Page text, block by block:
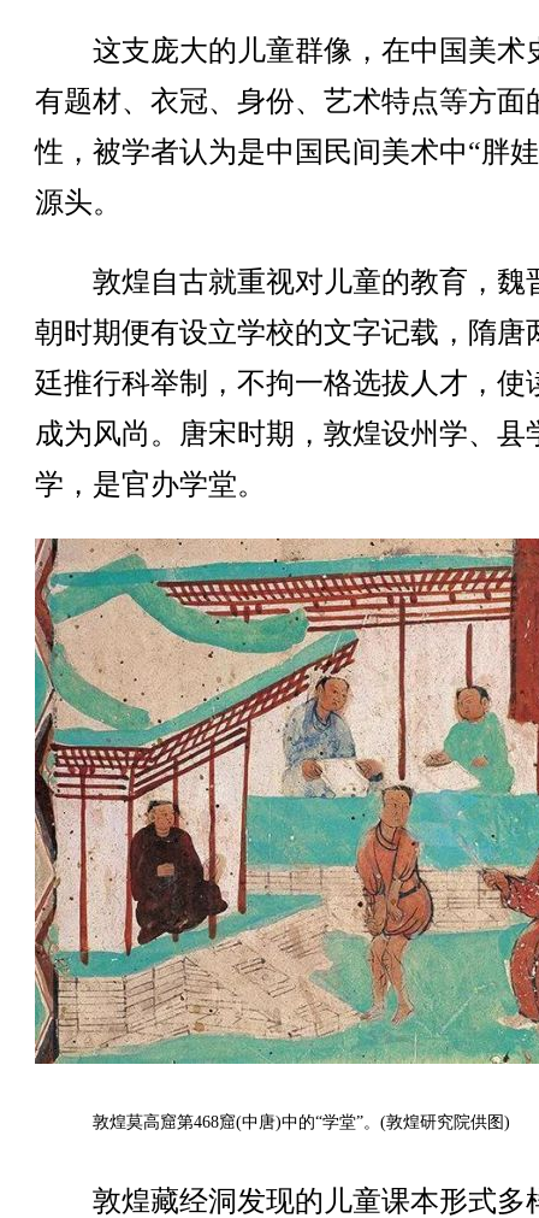
这支庞大的儿童群像，在中国美术
有题材、衣冠、身份、艺术特点等方面
性，被学者认为是中国民间美术中“胖
源头。
敦煌自古就重视对儿童的教育，魏
朝时期便有设立学校的文字记载，隋唐
廷推行科举制，不拘一格选拔人才，使
成为风尚。唐宋时期，敦煌设州学、县
学，是官办学堂。
敦煌莫高窟第468窟(中唐)中的“学堂”。(敦煌研究院供图)
敦煌藏经洞发现的儿童课本形式多